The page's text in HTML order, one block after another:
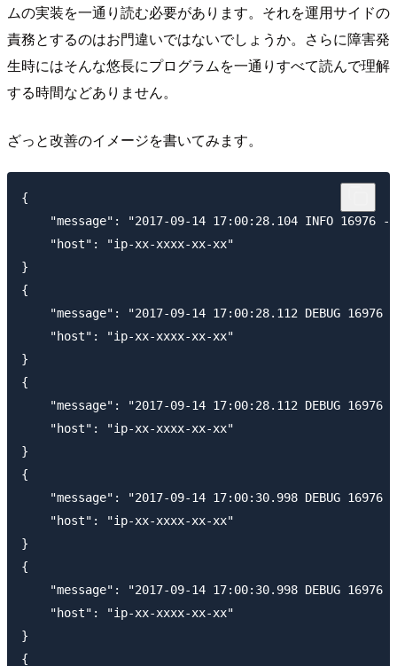
ムの実装を一通り読む必要があります。それを運用サイドの
責務とするのはお門違いではないでしょうか。さらに障害発
生時にはそんな悠長にプログラムを一通りすべて読んで理解
する時間などありません。
ざっと改善のイメージを書いてみます。
{
"message": "2017-09-14 17:00:28.104 INFO 16976
    "host": "ip-xx-xxxx-xx-xx"
}
{
"message": "2017-09-14 17:00:28.112 DEBUG 16976
    "host": "ip-xx-xxxx-xx-xx"
}
{
"message": "2017-09-14 17:00:28.112 DEBUG 16976
    "host": "ip-xx-xxxx-xx-xx"
}
{
"message": "2017-09-14 17:00:30.998 DEBUG 16976
    "host": "ip-xx-xxxx-xx-xx"
}
{
"message": "2017-09-14 17:00:30.998 DEBUG 16976
    "host": "ip-xx-xxxx-xx-xx"
}
{